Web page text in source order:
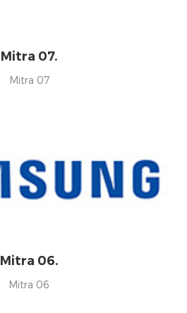
Mitra 07.
Mitra 07
Mitra 06.
Mitra 06